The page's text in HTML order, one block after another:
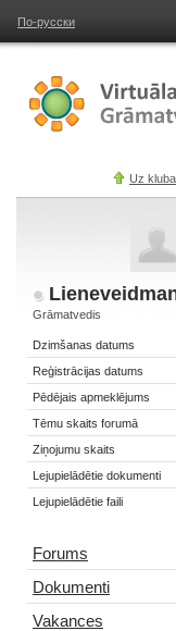
По-русски
Uz
Grāmatvedis
Dzimšanas datums
Reģistrācijas datums
Pēdējais apmeklējums
Tēmu skaits forumā
Ziņojumu skaits
Lejupielādētie dokumenti
Lejupielādētie faili
Forums
Dokumenti
Vakances